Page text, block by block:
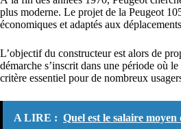
plus moderne. Le projet de la Peugeot
économiques et adaptés aux
L’objectif du constructeur est alors de
démarche s’inscrit dans une période où le
critère essentiel pour de nombreux
A LIRE : Quel est le salaire